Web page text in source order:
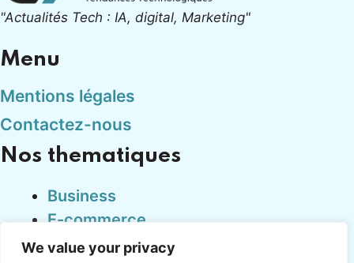
We value your privacy
"Actualités Tech : IA, digital, Marketing"
Menu
Mentions légales
Contactez-nous
Nos thematiques
Business
E-commerce
Finance